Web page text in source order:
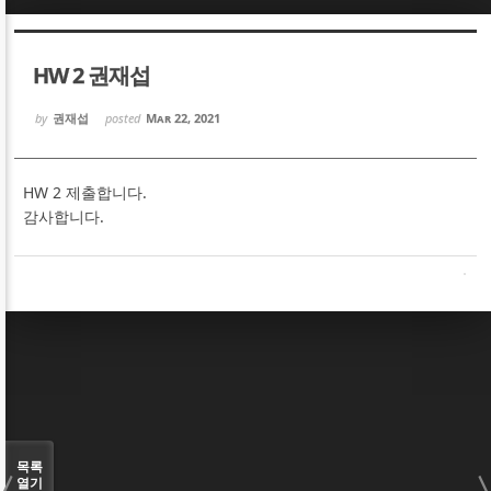
HW 2 권재섭
by 권재섭 posted Mar 22, 2021
HW 2 제출합니다.
감사합니다.
목록
열기
Sketchbook5, 스케치북5
Sketchbook5, 스케치북5
Sketchbook5, 스케치북5
Sketchbook5, 스케치북5